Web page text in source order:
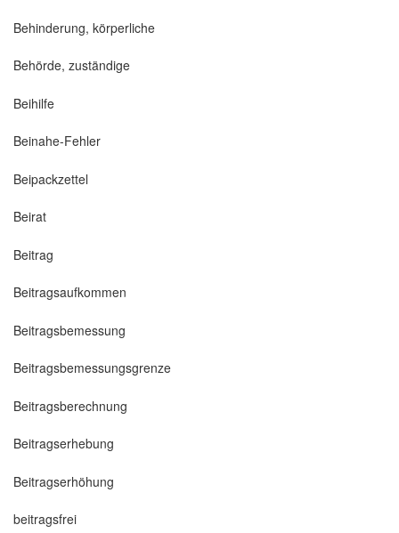
Behinderung, körperliche
Behörde, zuständige
Beihilfe
Beinahe-Fehler
Beipackzettel
Beirat
Beitrag
Beitragsaufkommen
Beitragsbemessung
Beitragsbemessungsgrenze
Beitragsberechnung
Beitragserhebung
Beitragserhöhung
beitragsfrei